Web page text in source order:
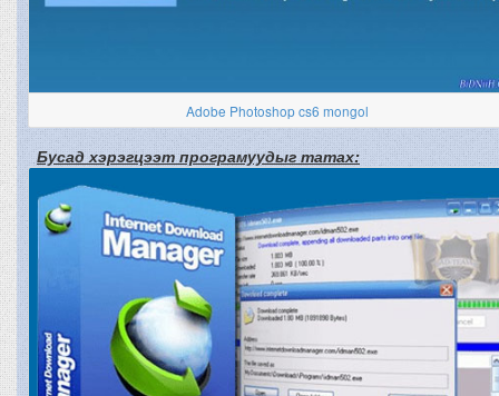
Adobe Photoshop cs6 mongol
Бусад хэрэгцээт програмуудыг татах: